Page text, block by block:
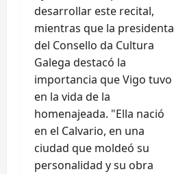
desarrollar este recital,
mientras que la presidenta
del Consello da Cultura
Galega destacó la
importancia que Vigo tuvo
en la vida de la
homenajeada. "Ella nació
en el Calvario, en una
ciudad que moldeó su
personalidad y su obra